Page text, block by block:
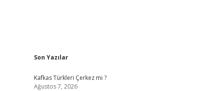
Sidebar
Son Yazılar
Kafkas Türkleri Çerkez mi ?
Ağustos 7, 2026